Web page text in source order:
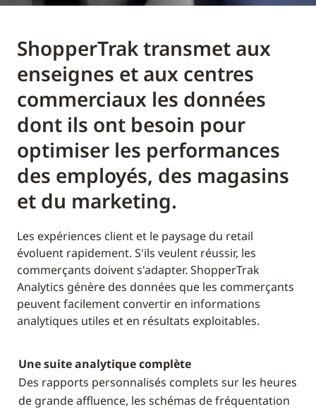
ShopperTrak transmet aux
enseignes et aux centres
commerciaux les données
dont ils ont besoin pour
optimiser les performances
des employés, des magasins
et du marketing.
Les expériences client et le paysage du retail
évoluent rapidement. S'ils veulent réussir, les
commerçants doivent s'adapter. ShopperTrak
Analytics génère des données que les commerçants
peuvent facilement convertir en informations
analytiques utiles et en résultats exploitables.
Une suite analytique complète
Des rapports personnalisés complets sur les heures
de grande affluence, les schémas de fréquentation